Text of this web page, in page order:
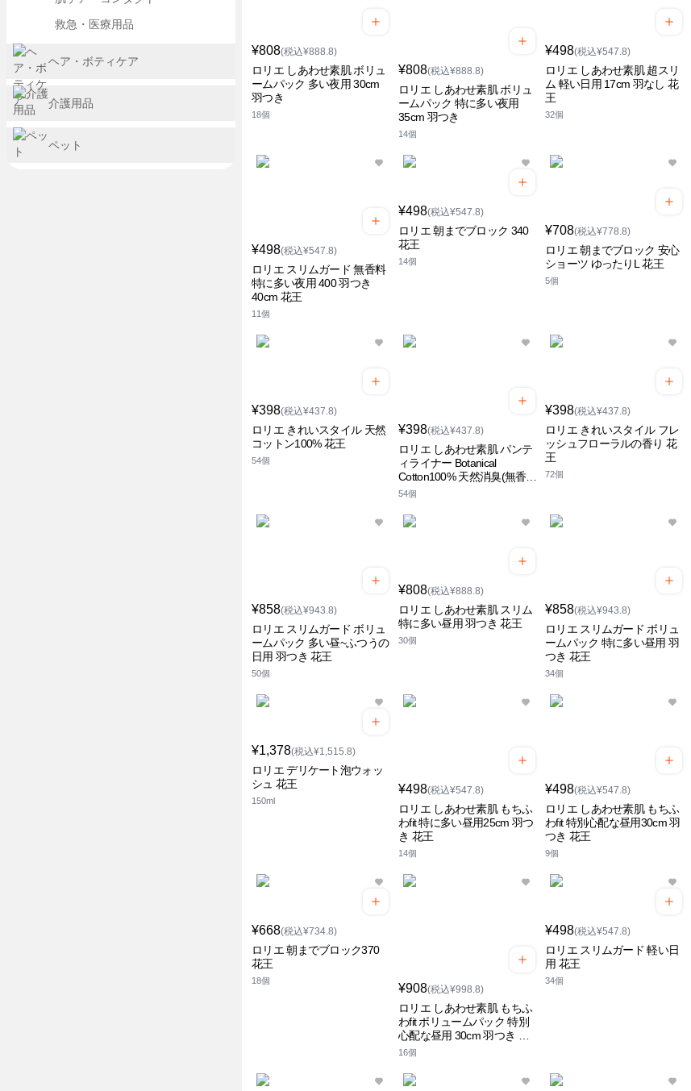
¥808(税込¥888.8)
ロリエ しあわせ素肌 ボリュ
ームパック 多い夜用 30cm
羽つき
18個
¥808(税込¥888.8)
ロリエ しあわせ素肌 ボリュ
ームパック 特に多い夜用
35cm 羽つき
14個
¥498(税込¥547.8)
ロリエ しあわせ素肌 超スリ
ム 軽い日用 17cm 羽なし 花
王
32個
¥498(税込¥547.8)
ロリエ スリムガード 無香料
特に多い夜用 400 羽つき
40cm 花王
11個
¥498(税込¥547.8)
ロリエ 朝までブロック 340
花王
14個
¥708(税込¥778.8)
ロリエ 朝までブロック 安心
ショーツ ゆったりL 花王
5個
¥398(税込¥437.8)
ロリエ きれいスタイル 天然
コットン100% 花王
54個
¥398(税込¥437.8)
ロリエ しあわせ素肌 パンテ
ィライナー Botanical
Cotton100% 天然消臭(無香
料) 花王
54個
¥398(税込¥437.8)
ロリエ きれいスタイル フレ
ッシュフローラルの香り 花
王
72個
¥858(税込¥943.8)
ロリエ スリムガード ボリュ
ームパック 多い昼~ふつうの
日用 羽つき 花王
50個
¥808(税込¥888.8)
ロリエ しあわせ素肌 スリム
特に多い昼用 羽つき 花王
30個
¥858(税込¥943.8)
ロリエ スリムガード ボリュ
ームパック 特に多い昼用 羽
つき 花王
34個
¥1,378(税込¥1,515.8)
ロリエ デリケート泡ウォッ
シュ 花王
150ml
¥498(税込¥547.8)
ロリエ しあわせ素肌 もちふ
わfit 特に多い昼用25cm 羽つ
き 花王
14個
¥498(税込¥547.8)
ロリエ しあわせ素肌 もちふ
わfit 特別心配な昼用30cm 羽
つき 花王
9個
¥668(税込¥734.8)
ロリエ 朝までブロック370
花王
18個
¥908(税込¥998.8)
ロリエ しあわせ素肌 もちふ
わfit ボリュームパック 特別
心配な昼用 30cm 羽つき 花
王
16個
¥498(税込¥547.8)
ロリエ スリムガード 軽い日
用 花王
34個
救急・医療用品
ヘア・ボティケア
介護用品
ペット